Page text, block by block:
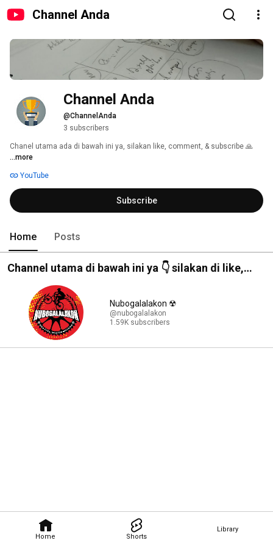
Channel Anda
Home Shorts
Library
Channel Anda
@ChannelAnda
3 subscribers
Chanel utama ada di bawah ini ya, silakan like, comment, & subscribe 🙏
...more
YouTube
Subscribe
Home Posts
Channel utama di bawah ini ya 👇 silakan di like,
comment, & subscribe, terima kasih banyak🙇‍♂️.
Nubogalalakon ☢
@nubogalalakon
1.59K subscribers